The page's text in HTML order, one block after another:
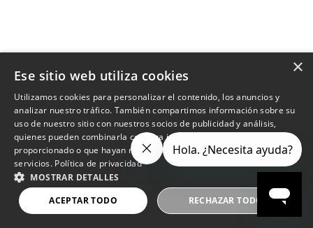
×
Ese sitio web utiliza cookies
Utilizamos cookies para personalizar el contenido, los anuncios y
analizar nuestro tráfico. También compartimos información sobre su
uso de nuestro sitio con nuestros socios de publicidad y análisis,
quienes pueden combinarla con otra información que les haya
proporcionado o que hayan recopilado a partir del uso de sus
servicios. Política de privacidad
MOSTRAR DETALLES
ACEPTAR TODO
RECHAZAR TODO